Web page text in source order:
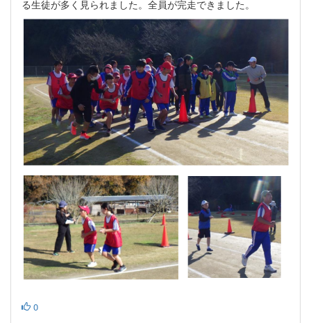
る生徒が多く見られました。全員が完走できました。
0